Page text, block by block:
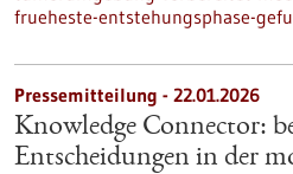
frueheste-entstehungsphase-
Pressemitteilung - 22.01.2026
Knowledge Connector:
Entscheidungen in der